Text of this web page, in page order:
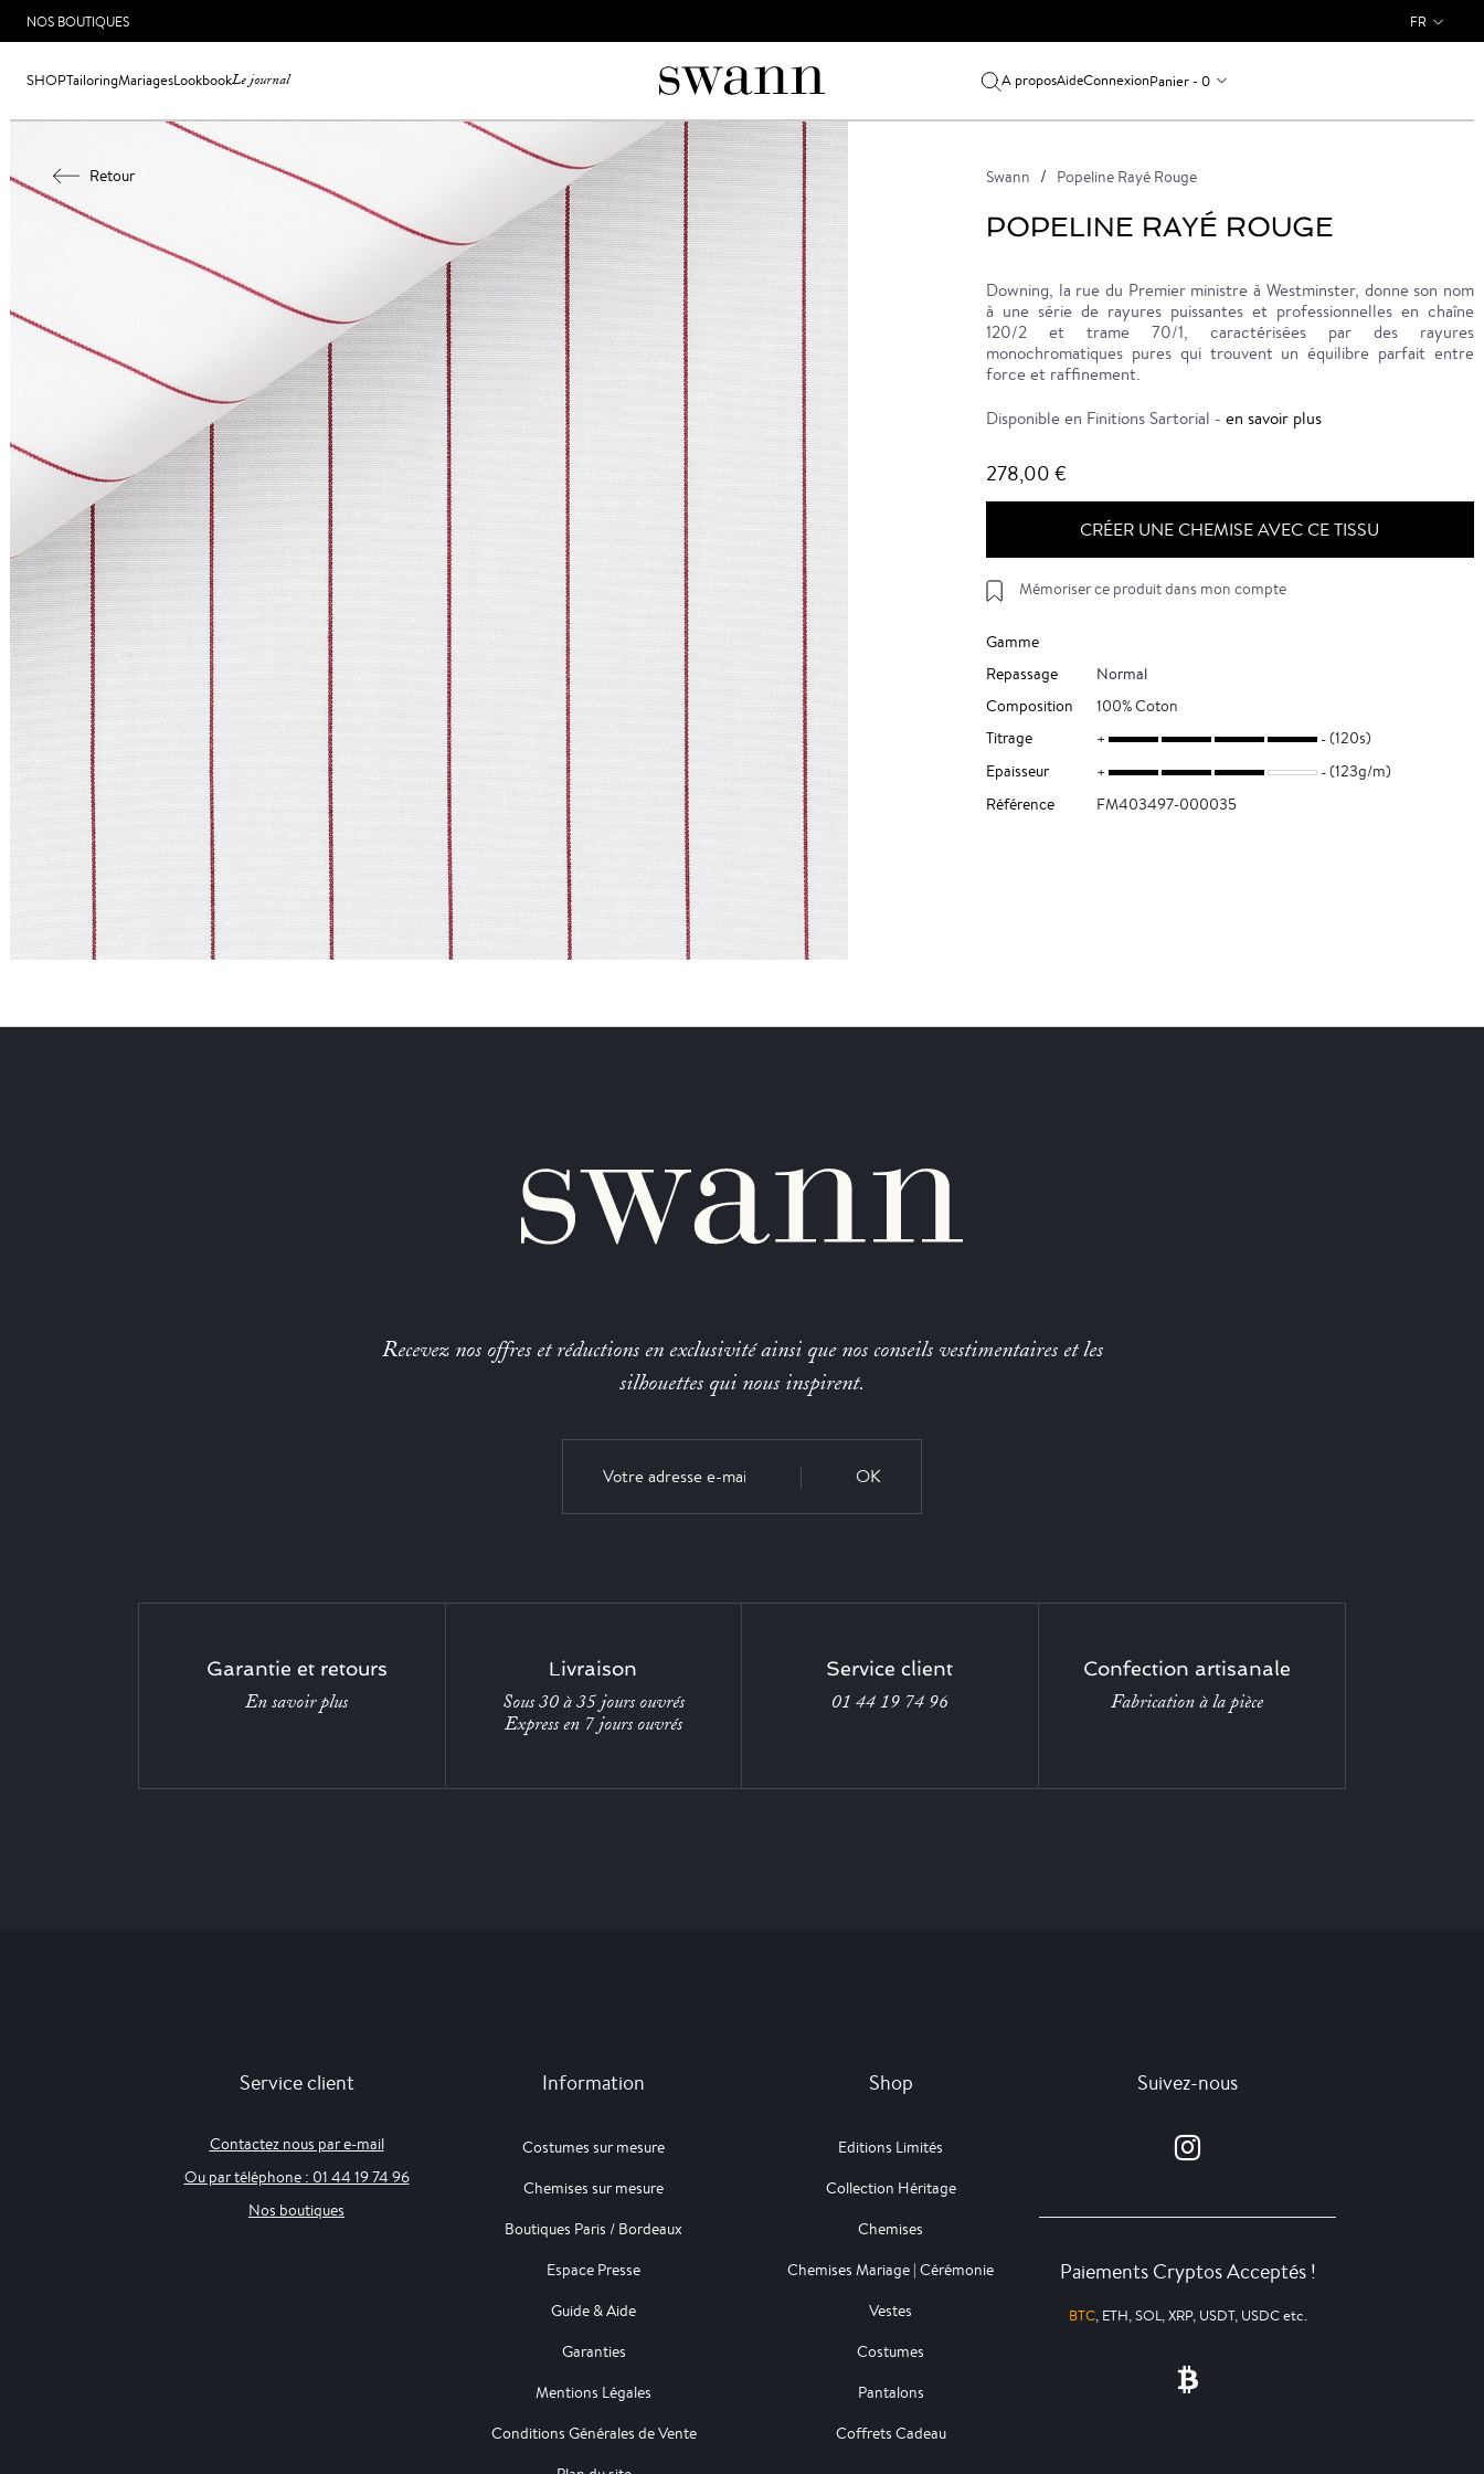
NOS BOUTIQUES FR
SHOPTailoringMariagesLookbookLe journal A proposAideConnexionPanier - 0
Retour Swann Popeline Rayé Rouge
POPELINE RAYÉ ROUGE
Downing, la rue du Premier ministre à Westminster, donne son nom
à une série de rayures puissantes et professionnelles en chaîne
120/2 et trame 70/1, caractérisées par des rayures
monochromatiques pures qui trouvent un équilibre parfait entre
force et raffinement.
Disponible en Finitions Sartorial - en savoir plus
278,00 €
CRÉER UNE CHEMISE AVEC CE TISSU
Mémoriser ce produit dans mon compte
Gamme
Repassage
Normal
Composition
100% Coton
Titrage
(120s)
Epaisseur
(123g/m)
Référence
FM403497-000035
Recevez nos offres et réductions en exclusivité ainsi que nos conseils vestimentaires et les
silhouettes qui nous inspirent.
OK
Garantie et retours
En savoir plus
Livraison
Sous 30 à 35 jours ouvrés
Express en 7 jours ouvrés
Service client
01 44 19 74 96
Confection artisanale
Fabrication à la pièce
Service client
Contactez nous par e-mail
Ou par téléphone : 01 44 19 74 96
Nos boutiques
Information
Costumes sur mesure
Chemises sur mesure
Boutiques Paris / Bordeaux
Espace Presse
Guide & Aide
Garanties
Mentions Légales
Conditions Générales de Vente
Shop
Editions Limités
Collection Héritage
Chemises
Chemises Mariage | Cérémonie
Vestes
Costumes
Pantalons
Coffrets Cadeau
Suivez-nous
Paiements Cryptos Acceptés !
BTC, ETH, SOL, XRP, USDT, USDC etc.